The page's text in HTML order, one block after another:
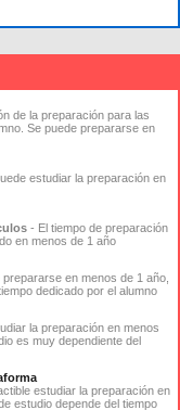
de la preparación para las
Se puede prepararse en
estudiar la preparación en
- El tiempo de preparación
en menos de 1 año
en menos de 1 año,
dedicado por el alumno
la preparación en menos
es muy dependiente del
estudiar la preparación en
estudio depende del tiempo